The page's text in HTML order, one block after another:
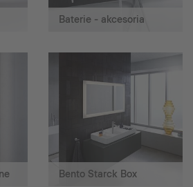
Baterie - akcesoria
Bento Starck Box